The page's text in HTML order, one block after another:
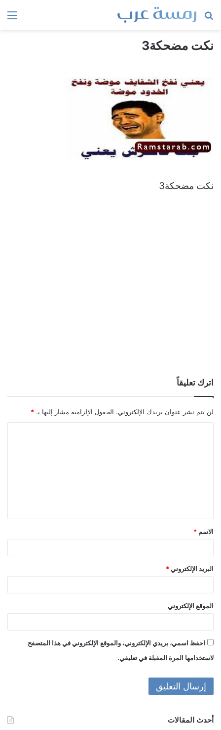
بحث
نكت مضحكة3
نكت مضحكة3
اترك تعليقاً
لن يتم نشر عنوان بريدك الإلكتروني. الحقول الإلزامية مشار إليها بـ *
ق
*
الاسم *
البريد الإلكتروني *
الموقع الإلكتروني
احفظ اسمي، بريدي الإلكتروني، والموقع الإلكتروني في هذا المتصفح
لاستخدامها المرة المقبلة في تعليقي.
أحدث المقالات